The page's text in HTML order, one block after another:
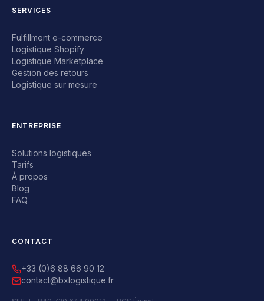
SERVICES
Fulfillment e-commerce
Logistique Shopify
Logistique Marketplace
Gestion des retours
Logistique sur mesure
ENTREPRISE
Solutions logistiques
Tarifs
À propos
Blog
FAQ
CONTACT
+33 (0)6 88 66 90 12
contact@bxlogistique.fr